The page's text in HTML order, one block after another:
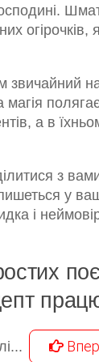
огірочків,
звичайний
магія
а в
з
у
і